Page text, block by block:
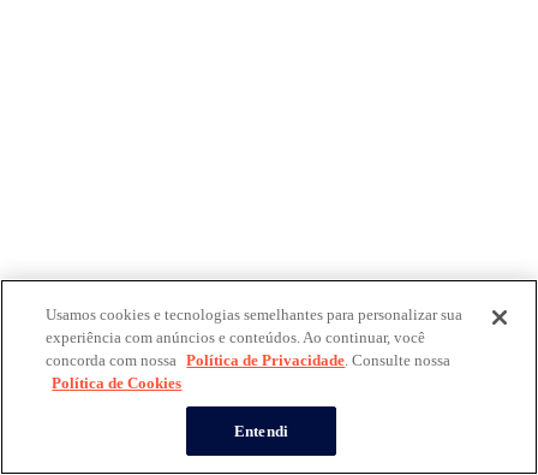
Usamos cookies e tecnologias semelhantes para personalizar sua
experiência com anúncios e conteúdos. Ao continuar, você
concorda com nossa Política de Privacidade. Consulte nossa
Política de Cookies
Entendi